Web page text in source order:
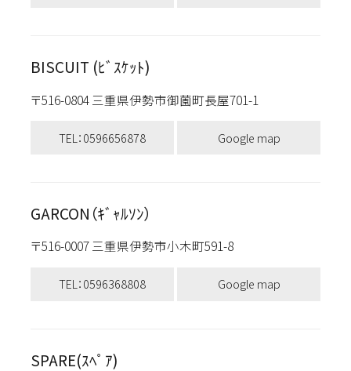
BISCUIT (ﾋﾞｽｹｯﾄ)
〒516-0804 三重県伊勢市御薗町長屋701-1
TEL：0596656878 Google map
GARCON（ｷﾞｬﾙｿﾝ）
〒516-0007 三重県伊勢市小木町591-8
TEL：0596368808 Google map
SPARE(ｽﾍﾟｱ)